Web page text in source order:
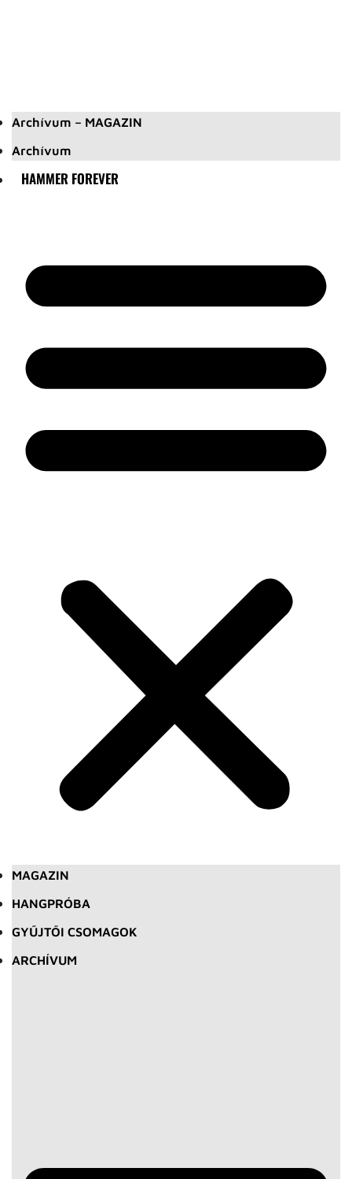
Archívum – MAGAZIN
Archívum
HAMMER FOREVER
MAGAZIN
HANGPRÓBA
GYŰJTŐI CSOMAGOK
ARCHÍVUM